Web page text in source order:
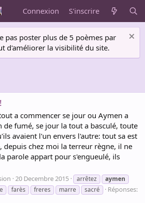
Connexion S'inscrire
pas poster plus de 5 poèmes par
d'améliorer la visibilité du site.
a commencer se jour ou Aymen a
de fumé, se jour la tout a basculé, toute
avaient l'un envers l'autre: tout sa est
depuis chez moi la terreur règne, il ne
parole appart pour s'engueulé, ils
20 Decembre 2015 arrêtez
aymen
farès freres marre sacré
Réponses: